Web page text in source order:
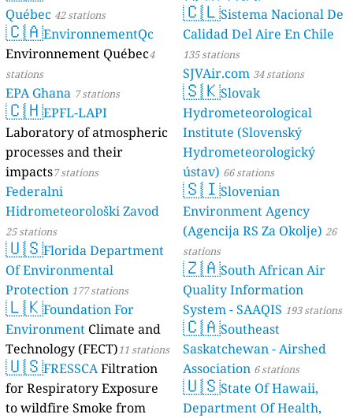
Québec 42 stations
🇨🇦EnvironnementQc
Environnement Québec4
stations
EPA Ghana 7 stations
🇨🇭EPFL-LAPI
Laboratory of atmospheric
processes and their
impacts7 stations
Federalni
Hidrometeorološki Zavod
25 stations
🇺🇸Florida Department
Of Environmental
Protection 177 stations
🇱🇰Foundation For
Environment Climate and
Technology (FECT)11 stations
🇺🇸FRESSCAFiltration
for Respiratory Exposure
to wildfire Smoke from
🇨🇱Sistema Nacional De
Calidad Del Aire En Chile
135 stations
SJVAir.com 34 stations
🇸🇰Slovak
Hydrometeorological
Institute (Slovenský
Hydrometeorologický
ústav) 66 stations
🇸🇮Slovenian
Environment Agency
(Agencija RS Za Okolje) 26
stations
🇿🇦South African Air
Quality Information
System - SAAQIS 193 stations
🇨🇦Southeast
Saskatchewan - Airshed
Association 6 stations
🇺🇸State Of Hawaii,
Department Of Health,